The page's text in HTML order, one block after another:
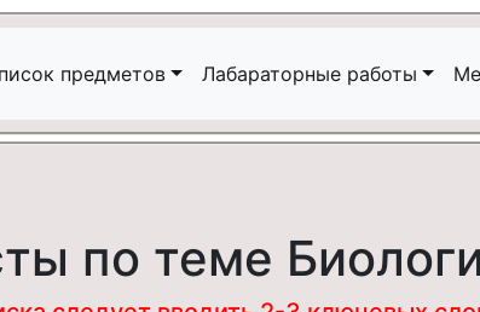
предметов Лабараторные работы
по теме